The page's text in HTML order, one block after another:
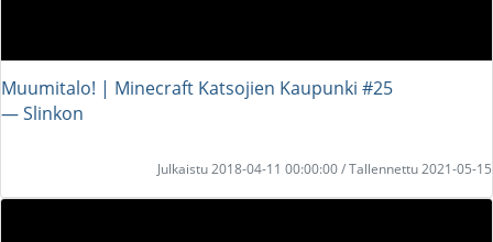
Muumitalo! | Minecraft Katsojien Kaupunki #25
― Slinkon
Julkaistu 2018-04-11 00:00:00 / Tallennettu 2021-05-15